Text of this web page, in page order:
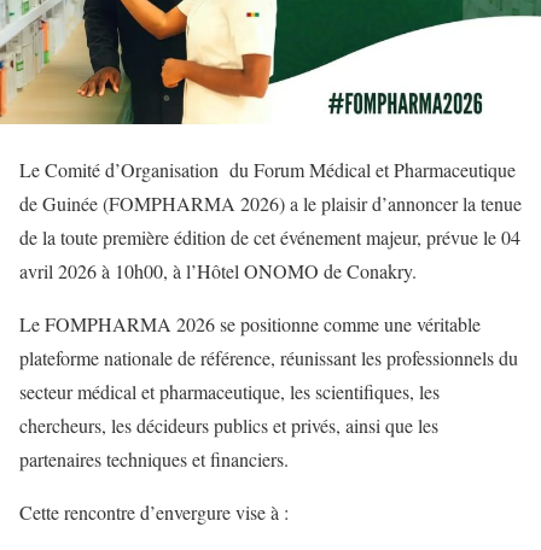
Le Comité d’Organisation du Forum Médical et Pharmaceutique
de Guinée (FOMPHARMA 2026) a le plaisir d’annoncer la tenue
de la toute première édition de cet événement majeur, prévue le 04
avril 2026 à 10h00, à l’Hôtel ONOMO de Conakry.
Le FOMPHARMA 2026 se positionne comme une véritable
plateforme nationale de référence, réunissant les professionnels du
secteur médical et pharmaceutique, les scientifiques, les
chercheurs, les décideurs publics et privés, ainsi que les
partenaires techniques et financiers.
Cette rencontre d’envergure vise à :